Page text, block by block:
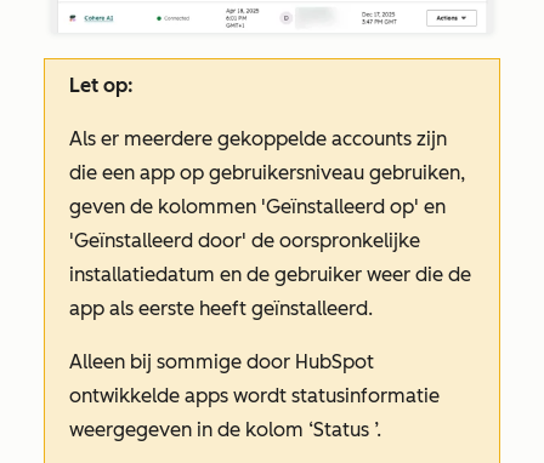
Let op:
Als er meerdere gekoppelde accounts zijn
die een app op gebruikersniveau gebruiken,
geven de kolommen 'Geïnstalleerd op' en
'Geïnstalleerd door' de oorspronkelijke
installatiedatum en de gebruiker weer die de
app als eerste heeft geïnstalleerd.
Alleen bij sommige door HubSpot
ontwikkelde apps wordt statusinformatie
weergegeven in de kolom ‘Status ’.